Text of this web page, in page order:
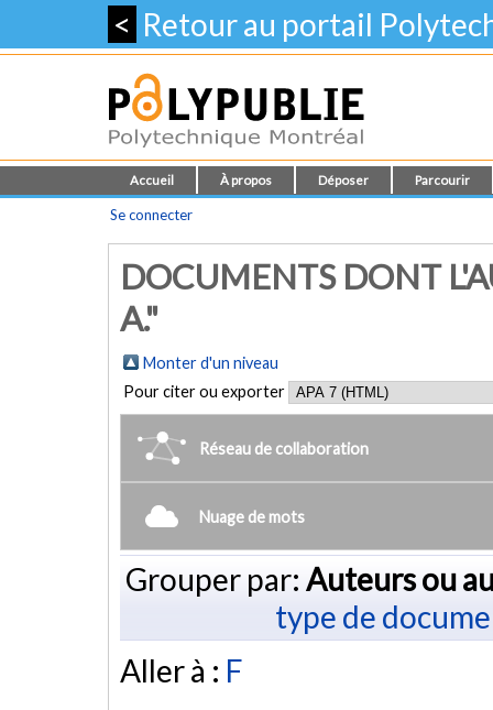
< Retour au portail
Accueil À propos Déposer Parcourir
Se connecter
DOCUMENTS DONT
A."
Monter d'un niveau
Pour citer ou exporter
Réseau de collaboration
Nuage de mots
Grouper par: Auteurs ou
type de
Aller à : F